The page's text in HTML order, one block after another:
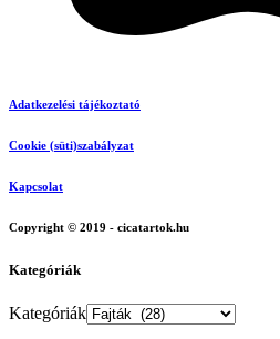
Adatkezelési tájékoztató
Cookie (süti)szabályzat
Kapcsolat
Copyright © 2019 - cicatartok.hu
Kategóriák
Kategóriák